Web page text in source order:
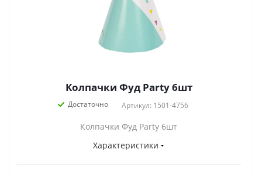
Колпачки Фуд Party 6шт
Достаточно Артикул: 1501-4756
Колпачки Фуд Party 6шт
Характеристики